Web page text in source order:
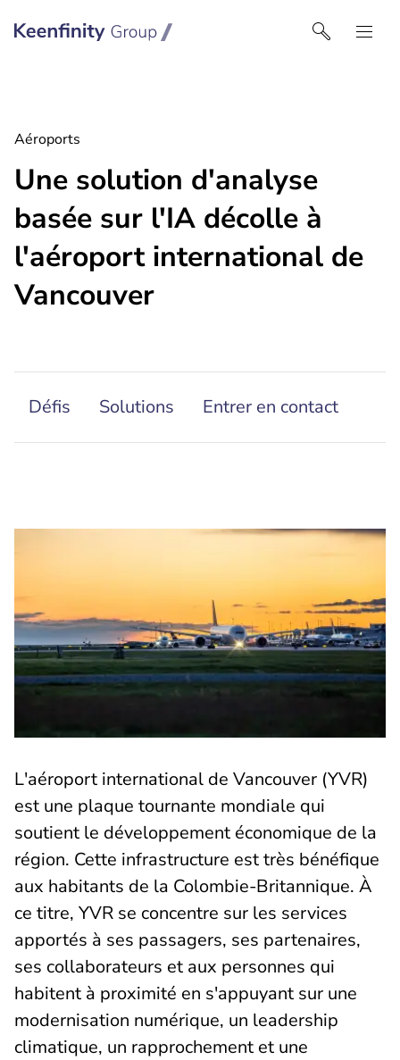
Keenfinity Group I France
Aéroports
Une solution d'analyse
basée sur l'IA décolle à
l'aéroport international de
Vancouver
Défis Solutions Entrer en contact
L'aéroport international de Vancouver (YVR)
est une plaque tournante mondiale qui
soutient le développement économique de la
région. Cette infrastructure est très bénéfique
aux habitants de la Colombie-Britannique. À
ce titre, YVR se concentre sur les services
apportés à ses passagers, ses partenaires,
ses collaborateurs et aux personnes qui
habitent à proximité en s'appuyant sur une
modernisation numérique, un leadership
climatique, un rapprochement et une